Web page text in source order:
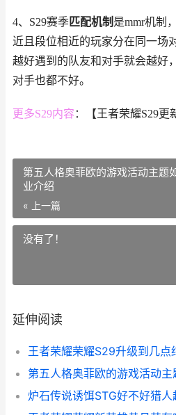
4、S29赛季 匹配机制 是mmr机制
近且段位相近的玩家分在同一场
越好遇到的队友和对手就会越好
对手也都不好。
更多S29内容 ：【王者荣耀S29更
第五人格奥菲欧的游戏活动主题
业介绍
« 上一篇
没有了！
延伸阅读